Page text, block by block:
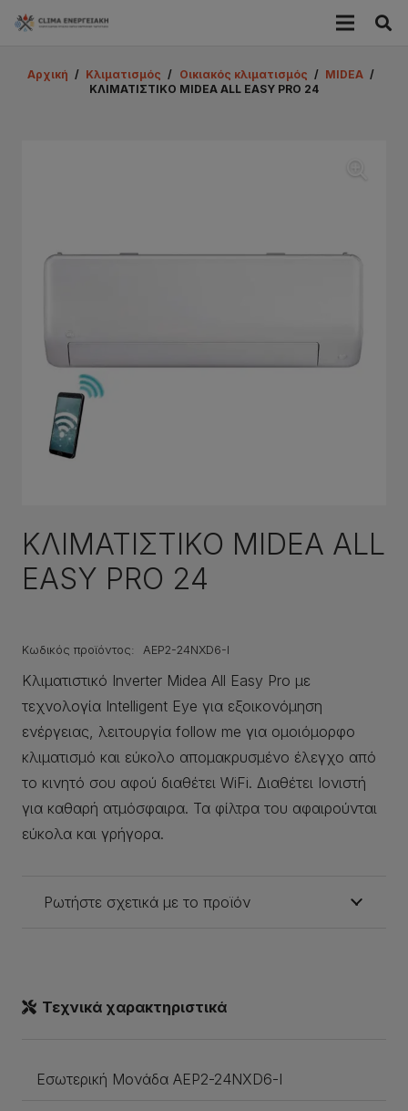
Αρχική / Κλιματισμός / Οικιακός κλιματισμός / MIDEA /
ΚΛΙΜΑΤΙΣΤΙΚΟ MIDEA ΑLL EASY PRO 24
ΚΛΙΜΑΤΙΣΤΙΚΟ MIDEA ΑLL
EASY PRO 24
Κωδικός προϊόντος: AEP2-24NXD6-I
Κλιματιστικό Inverter Midea All Easy Pro με
τεχνολογία Intelligent Eye για εξοικονόμηση
ενέργειας, λειτουργία follow me για ομοιόμορφο
κλιματισμό και εύκολο απομακρυσμένο έλεγχο από
το κινητό σου αφού διαθέτει WiFi. Διαθέτει Ιονιστή
για καθαρή ατμόσφαιρα. Τα φίλτρα του αφαιρούνται
εύκολα και γρήγορα.
Ρωτήστε σχετικά με το προϊόν
Τεχνικά χαρακτηριστικά
Εσωτερική Μονάδα AEP2-24NXD6-I